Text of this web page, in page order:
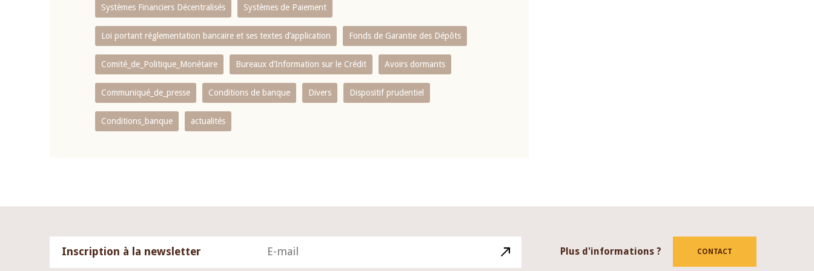
Systèmes Financiers Décentralisés Systèmes de Paiement
Loi portant réglementation bancaire et ses textes d’application Fonds de Garantie des Dépôts
Comité_de_Politique_Monétaire Bureaux d’Information sur le Crédit Avoirs dormants
Communiqué_de_presse Conditions de banque Divers Dispositif prudentiel
Conditions_banque actualités
Inscription à la newsletter Plus d'informations ? CONTACT